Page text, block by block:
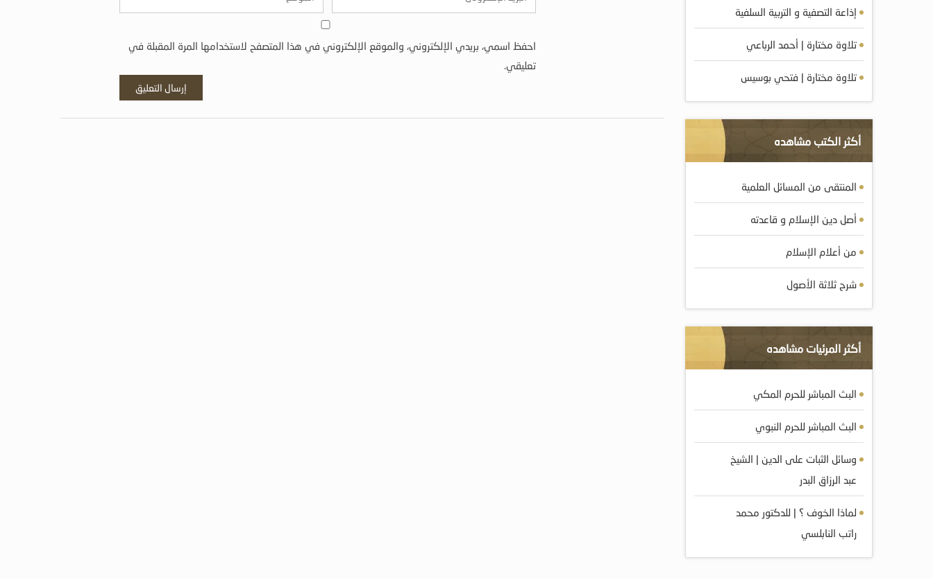
احفظ اسمي، بريدي الإلكتروني، والموقع الإلكتروني في هذا المتصفح لاستخدامها المرة المقبلة في
تعليقي.
إذاعة التصفية و التربية السلفية
تلاوة مختارة | أحمد الرباعي
تلاوة مختارة | فتحي بوسيس
أكثر الكتب مشاهده
المنتقى من المسائل العلمية
أصل دين الإسلام و قاعدته
من أعلام الإسلام
شرح ثلاثة الأصول
أكثر المرئيات مشاهده
البث المباشر للحرم المكي
البث المباشر للحرم النبوي
وسائل الثبات على الدين | الشيخ
عبد الرزاق البدر
لماذا الخوف ؟ | للدكتور محمد
راتب النابلسي